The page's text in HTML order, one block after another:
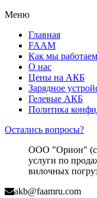
Меню
Главная
FAAM
Как мы работаем
О нас
Цены на АКБ
Зарядное
Гелевые АКБ
Политика
Остались вопросы?
ООО "Орион"
услуги по
вилочных
akb@faamru.com